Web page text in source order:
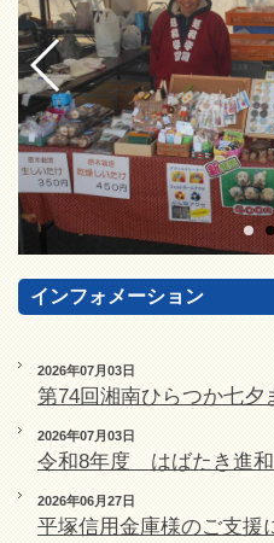
インフォメーション
2026年07月03日
第74回湘南ひらつか七夕
2026年07月03日
令和8年度 はばたき進
2026年06月27日
平塚信用金庫様のご支援